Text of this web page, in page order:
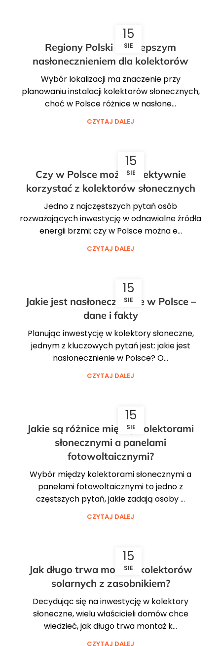
15
SIE
Regiony Polski z najlepszym
nasłonecznieniem dla kolektorów
Wybór lokalizacji ma znaczenie przy
planowaniu instalacji kolektorów słonecznych,
choć w Polsce różnice w nasłone...
CZYTAJ DALEJ
15
SIE
Czy w Polsce można efektywnie
korzystać z kolektorów słonecznych
Jedno z najczęstszych pytań osób
rozważających inwestycję w odnawialne źródła
energii brzmi: czy w Polsce można e...
CZYTAJ DALEJ
15
SIE
Jakie jest nasłonecznienie w Polsce –
dane i fakty
Planując inwestycję w kolektory słoneczne,
jednym z kluczowych pytań jest: jakie jest
nasłonecznienie w Polsce? O...
CZYTAJ DALEJ
15
SIE
Jakie są różnice między kolektorami
słonecznymi a panelami
fotowoltaicznymi?
Wybór między kolektorami słonecznymi a
panelami fotowoltaicznymi to jedno z
częstszych pytań, jakie zadają osoby ...
CZYTAJ DALEJ
15
SIE
Jak długo trwa montaż kolektorów
solarnych z zasobnikiem?
Decydując się na inwestycję w kolektory
słoneczne, wielu właścicieli domów chce
wiedzieć, jak długo trwa montaż k...
CZYTAJ DALEJ